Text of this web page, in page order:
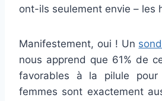
ont-ils seulement envie – les
Manifestement, oui ! Un
nous apprend que 61% de
favorables à la pilule
femmes sont exactement